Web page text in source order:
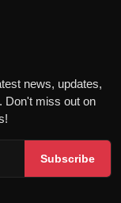
news, updates,
Don't miss out on
Subscribe